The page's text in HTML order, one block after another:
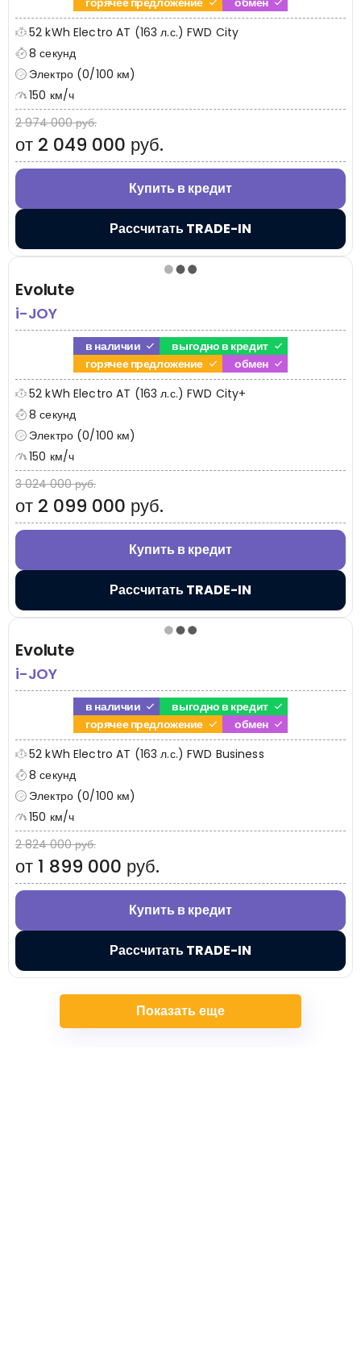
52 kWh Electro AT (163 л.с.) FWD City
8 секунд
Электро (0/100 км)
150 км/ч
2 974 000 руб.
от 2 049 000 руб.
Купить в кредит
Рассчитать TRADE-IN
Evolute
i-JOY
в наличии
выгодно в кредит
горячее предложение
обмен
52 kWh Electro AT (163 л.с.) FWD City+
8 секунд
Электро (0/100 км)
150 км/ч
3 024 000 руб.
от 2 099 000 руб.
Купить в кредит
Рассчитать TRADE-IN
Evolute
i-JOY
в наличии
выгодно в кредит
горячее предложение
обмен
52 kWh Electro AT (163 л.с.) FWD Business
8 секунд
Электро (0/100 км)
150 км/ч
2 824 000 руб.
от 1 899 000 руб.
Купить в кредит
Рассчитать TRADE-IN
Показать еще